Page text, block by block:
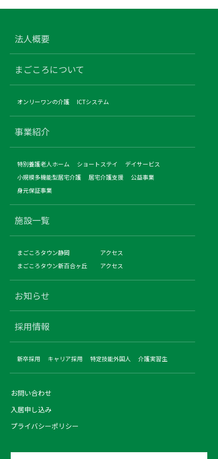
法人概要
まごころについて
オンリーワンの介護 ICTシステム
事業紹介
特別養護老人ホーム ショートステイ
デイサービス
小規模多機能型居宅介護
居宅介護支援
公益事業
身元保証事業
施設一覧
まごころタウン静岡
アクセス
まごころタウン新百合ヶ丘
アクセス
お知らせ
採用情報
新卒採用 キャリア採用 特定技能外国人 介護実習生
お問い合わせ
入居申し込み
プライバシーポリシー